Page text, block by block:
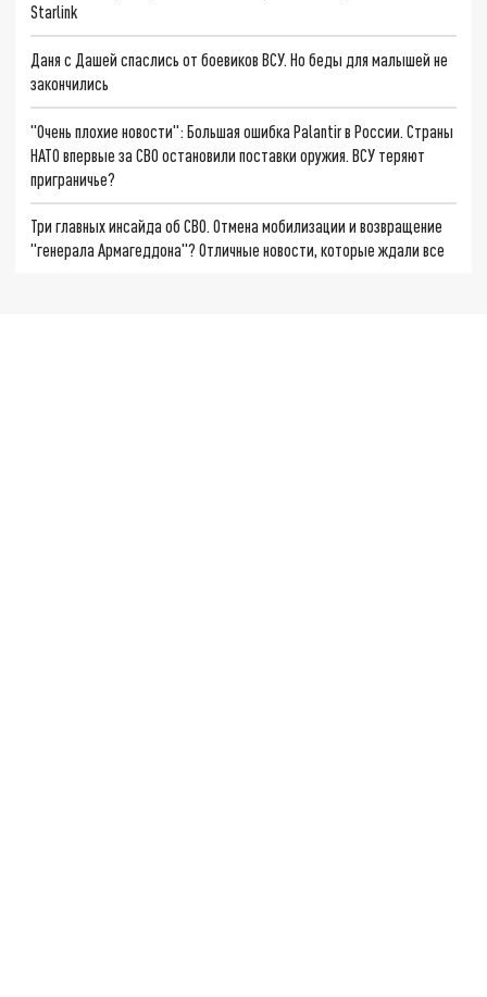
Starlink
Даня с Дашей спаслись от боевиков ВСУ. Но беды для малышей не
закончились
"Очень плохие новости": Большая ошибка Palantir в России. Страны
НАТО впервые за СВО остановили поставки оружия. ВСУ теряют
приграничье?
Три главных инсайда об СВО. Отмена мобилизации и возвращение
"генерала Армагеддона"? Отличные новости, которые ждали все